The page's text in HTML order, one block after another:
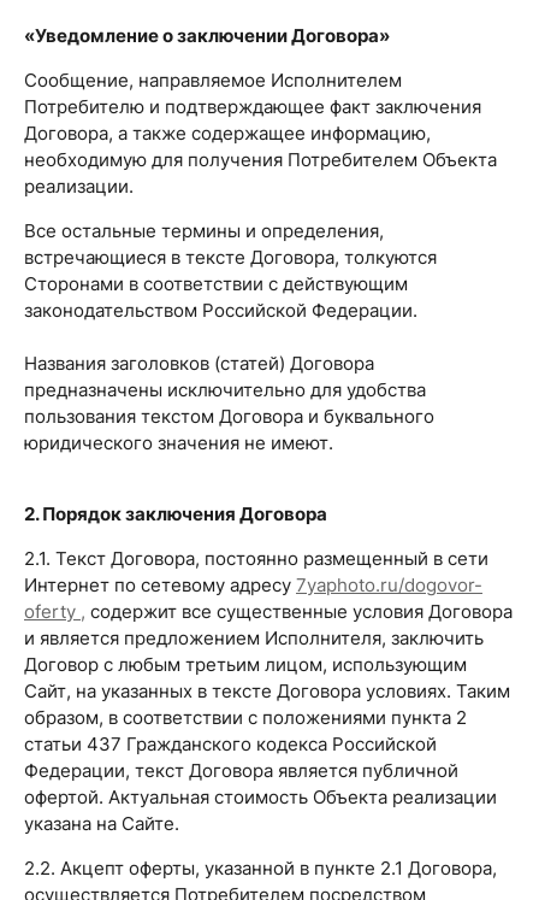
«Уведомление о заключении Договора»
Сообщение, направляемое Исполнителем
Потребителю и подтверждающее факт заключения
Договора, а также содержащее информацию,
необходимую для получения Потребителем Объекта
реализации.
Все остальные термины и определения,
встречающиеся в тексте Договора, толкуются
Сторонами в соответствии с действующим
законодательством Российской Федерации.
Названия заголовков (статей) Договора
предназначены исключительно для удобства
пользования текстом Договора и буквального
юридического значения не имеют.
2. Порядок заключения Договора
2.1. Текст Договора, постоянно размещенный в сети
Интернет по сетевому адресу 7yaphoto.ru/dogovor-
oferty , содержит все существенные условия Договора
и является предложением Исполнителя, заключить
Договор с любым третьим лицом, использующим
Сайт, на указанных в тексте Договора условиях. Таким
образом, в соответствии с положениями пункта 2
статьи 437 Гражданского кодекса Российской
Федерации, текст Договора является публичной
офертой. Актуальная стоимость Объекта реализации
указана на Сайте.
2.2. Акцепт оферты, указанной в пункте 2.1 Договора,
осуществляется Потребителем посредством